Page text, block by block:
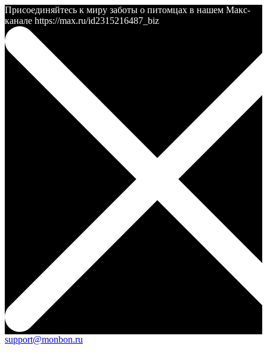
Присоединяйтесь к миру заботы о питомцах в нашем Макс-
канале https://max.ru/id2315216487_biz
support@monbon.ru